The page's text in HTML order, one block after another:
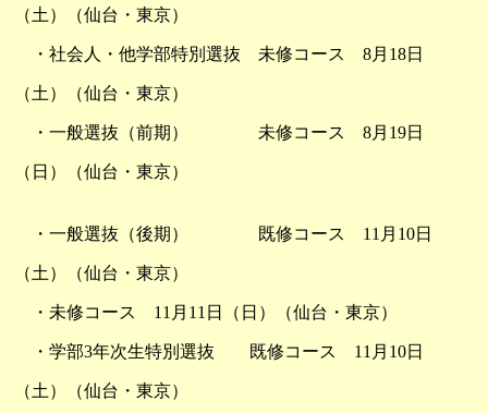
（土）（仙台・東京）
・社会人・他学部特別選抜 未修コース 8月18日
（土）（仙台・東京）
・一般選抜（前期） 未修コース 8月19日
（日）（仙台・東京）
・一般選抜（後期） 既修コース 11月10日
（土）（仙台・東京）
・未修コース 11月11日（日）（仙台・東京）
・学部3年次生特別選抜 既修コース 11月10日
（土）（仙台・東京）